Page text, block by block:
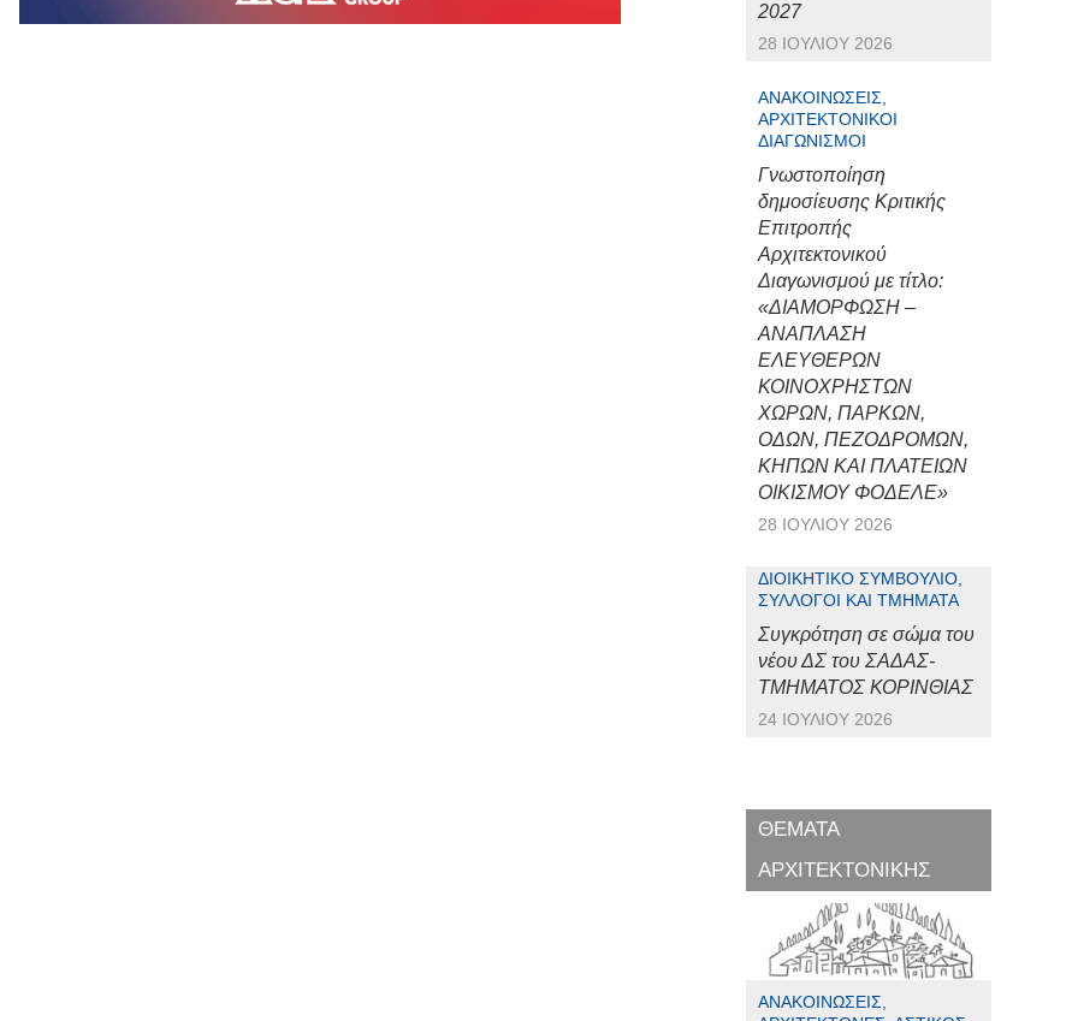
2027
28 ΙΟΥΛΊΟΥ 2026
ΑΝΑΚΟΙΝΏΣΕΙΣ,
ΑΡΧΙΤΕΚΤΟΝΙΚΟΊ
ΔΙΑΓΩΝΙΣΜΟΊ
Γνωστοποίηση
δημοσίευσης Κριτικής
Επιτροπής
Αρχιτεκτονικού
Διαγωνισμού με τίτλο:
«ΔΙΑΜΟΡΦΩΣΗ –
ΑΝΑΠΛΑΣΗ
ΕΛΕΥΘΕΡΩΝ
ΚΟΙΝΟΧΡΗΣΤΩΝ
ΧΩΡΩΝ, ΠΑΡΚΩΝ,
ΟΔΩΝ, ΠΕΖΟΔΡΟΜΩΝ,
ΚΗΠΩΝ ΚΑΙ ΠΛΑΤΕΙΩΝ
ΟΙΚΙΣΜΟΥ ΦΟΔΕΛΕ»
28 ΙΟΥΛΊΟΥ 2026
ΔΙΟΙΚΗΤΙΚΌ ΣΥΜΒΟΎΛΙΟ,
ΣΎΛΛΟΓΟΙ ΚΑΙ ΤΜΉΜΑΤΑ
Συγκρότηση σε σώμα του
νέου ΔΣ του ΣΑΔΑΣ-
ΤΜΗΜΑΤΟΣ ΚΟΡΙΝΘΙΑΣ
24 ΙΟΥΛΊΟΥ 2026
ΘΕΜΑΤΑ
ΑΡΧΙΤΕΚΤΟΝΙΚΗΣ
ΑΝΑΚΟΙΝΏΣΕΙΣ,